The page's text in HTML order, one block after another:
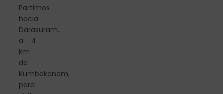
Partimos
hacia
Darasuram,
a 4
km
de
Kumbakonam,
para